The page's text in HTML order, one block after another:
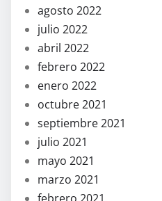
agosto 2022
julio 2022
abril 2022
febrero 2022
enero 2022
octubre 2021
septiembre 2021
julio 2021
mayo 2021
marzo 2021